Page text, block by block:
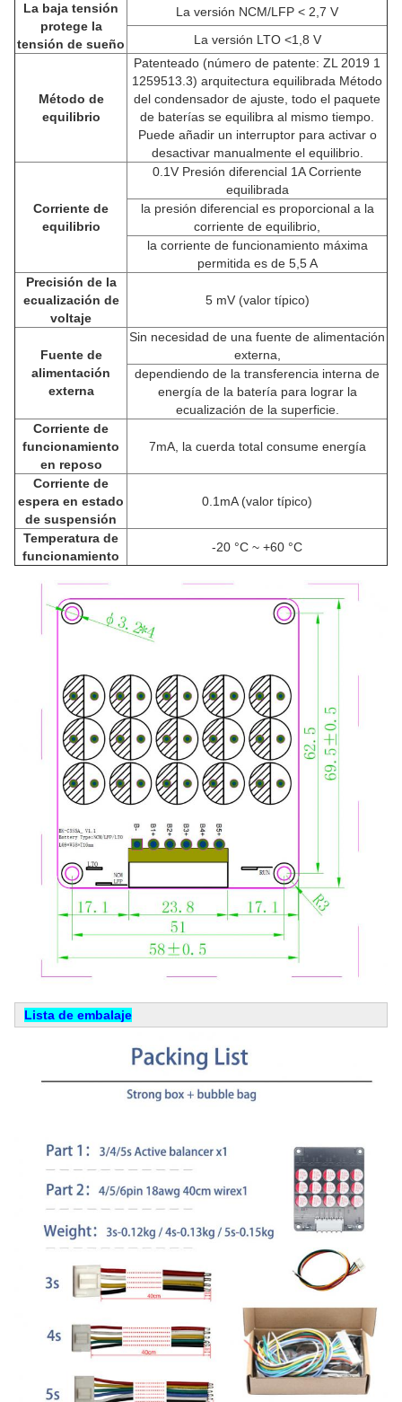
La baja tensión
protege la
tensión de sueño
La versión NCM/LFP < 2,7 V
La versión LTO <1,8 V
Método de
equilibrio
Patenteado (número de patente: ZL 2019 1
1259513.3) arquitectura equilibrada Método
del condensador de ajuste, todo el paquete
de baterías se equilibra al mismo tiempo.
Puede añadir un interruptor para activar o
desactivar manualmente el equilibrio.
Corriente de
equilibrio
0.1V Presión diferencial 1A Corriente
equilibrada
la presión diferencial es proporcional a la
corriente de equilibrio,
la corriente de funcionamiento máxima
permitida es de 5,5 A
Precisión de la
ecualización de
voltaje
5 mV (valor típico)
Fuente de
alimentación
externa
Sin necesidad de una fuente de alimentación
externa,
dependiendo de la transferencia interna de
energía de la batería para lograr la
ecualización de la superficie.
Corriente de
funcionamiento
en reposo
7mA, la cuerda total consume energía
Corriente de
espera en estado
de suspensión
0.1mA (valor típico)
Temperatura de
funcionamiento
-20 °C ~ +60 °C
Lista de embalaje